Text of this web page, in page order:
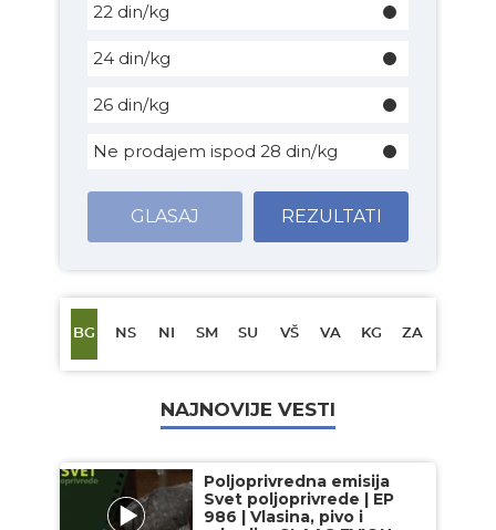
22 din/kg
24 din/kg
26 din/kg
Ne prodajem ispod 28 din/kg
GLASAJ REZULTATI
BG NS NI SM SU VŠ VA KG ZA
NAJNOVIJE VESTI
Poljoprivredna emisija
Svet poljoprivrede | EP
986 | Vlasina, pivo i